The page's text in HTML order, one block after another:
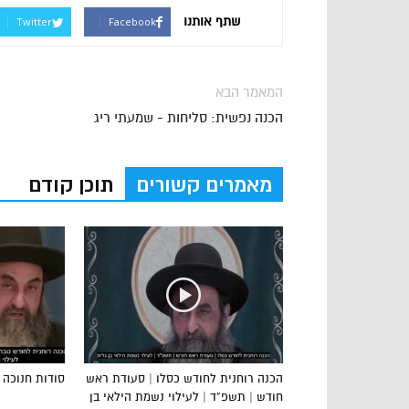
שתף אותנו Facebook
Twitter
המאמר הבא
הכנה נפשית: סליחות - שמעתי ריג
מאמרים קשורים תוכן קודם
סודות חנוכה 5
הכנה רוחנית לחודש כסלו | סעודת ראש
חודש | תשפ”ד | לעילוי נשמת הילאי בן